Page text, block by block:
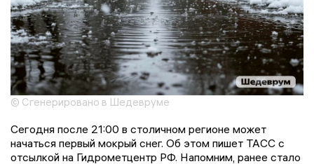
© Сгенерировано в Шедевруме
Сегодня после 21:00 в столичном регионе может
начаться первый мокрый снег. Об этом пишет ТАСС с
отсылкой на Гидрометцентр РФ. Напомним, ранее стало